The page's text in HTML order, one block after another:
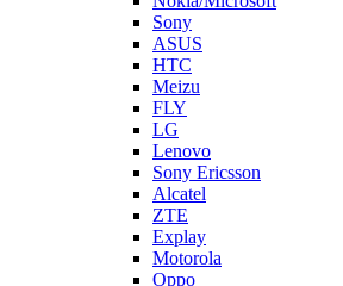
FLY
LG
Lenovo
Sony Ericsson
Alcatel
ZTE
Explay
Motorola
Oppo
Philips
Acer
Vivo
OnePlus